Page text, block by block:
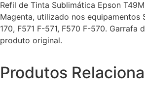
Refil de Tinta Sublimática Epson
Magenta, utilizado nos equipamentos
170, F571 F-571, F570 F-570. Garrafa
produto original.
Produtos